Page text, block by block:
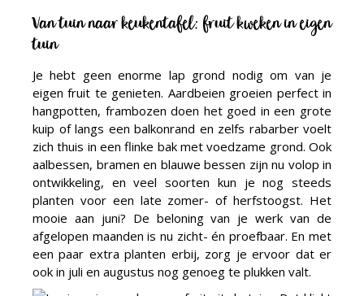
Van tuin naar keukentafel: fruit kweken in eigen
tuin
Je hebt geen enorme lap grond nodig om van je
eigen fruit te genieten. Aardbeien groeien perfect in
hangpotten, frambozen doen het goed in een grote
kuip of langs een balkonrand en zelfs rabarber voelt
zich thuis in een flinke bak met voedzame grond. Ook
aalbessen, bramen en blauwe bessen zijn nu volop in
ontwikkeling, en veel soorten kun je nog steeds
planten voor een late zomer- of herfstoogst. Het
mooie aan juni? De beloning van je werk van de
afgelopen maanden is nu zicht- én proefbaar. En met
een paar extra planten erbij, zorg je ervoor dat er
ook in juli en augustus nog genoeg te plukken valt.